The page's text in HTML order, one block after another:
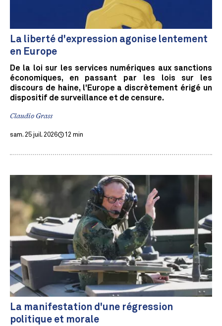
La liberté d'expression agonise lentement
en Europe
De la loi sur les services numériques aux sanctions
économiques, en passant par les lois sur les
discours de haine, l'Europe a discrètement érigé un
dispositif de surveillance et de censure.
Claudio Grass
sam. 25 juil. 2026 12 min
La manifestation d'une régression
politique et morale